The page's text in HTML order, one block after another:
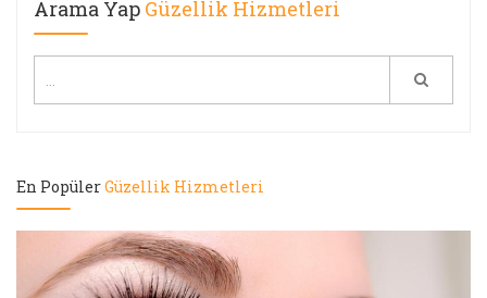
Arama Yap Güzellik Hizmetleri
En PopülerGüzellik Hizmetleri